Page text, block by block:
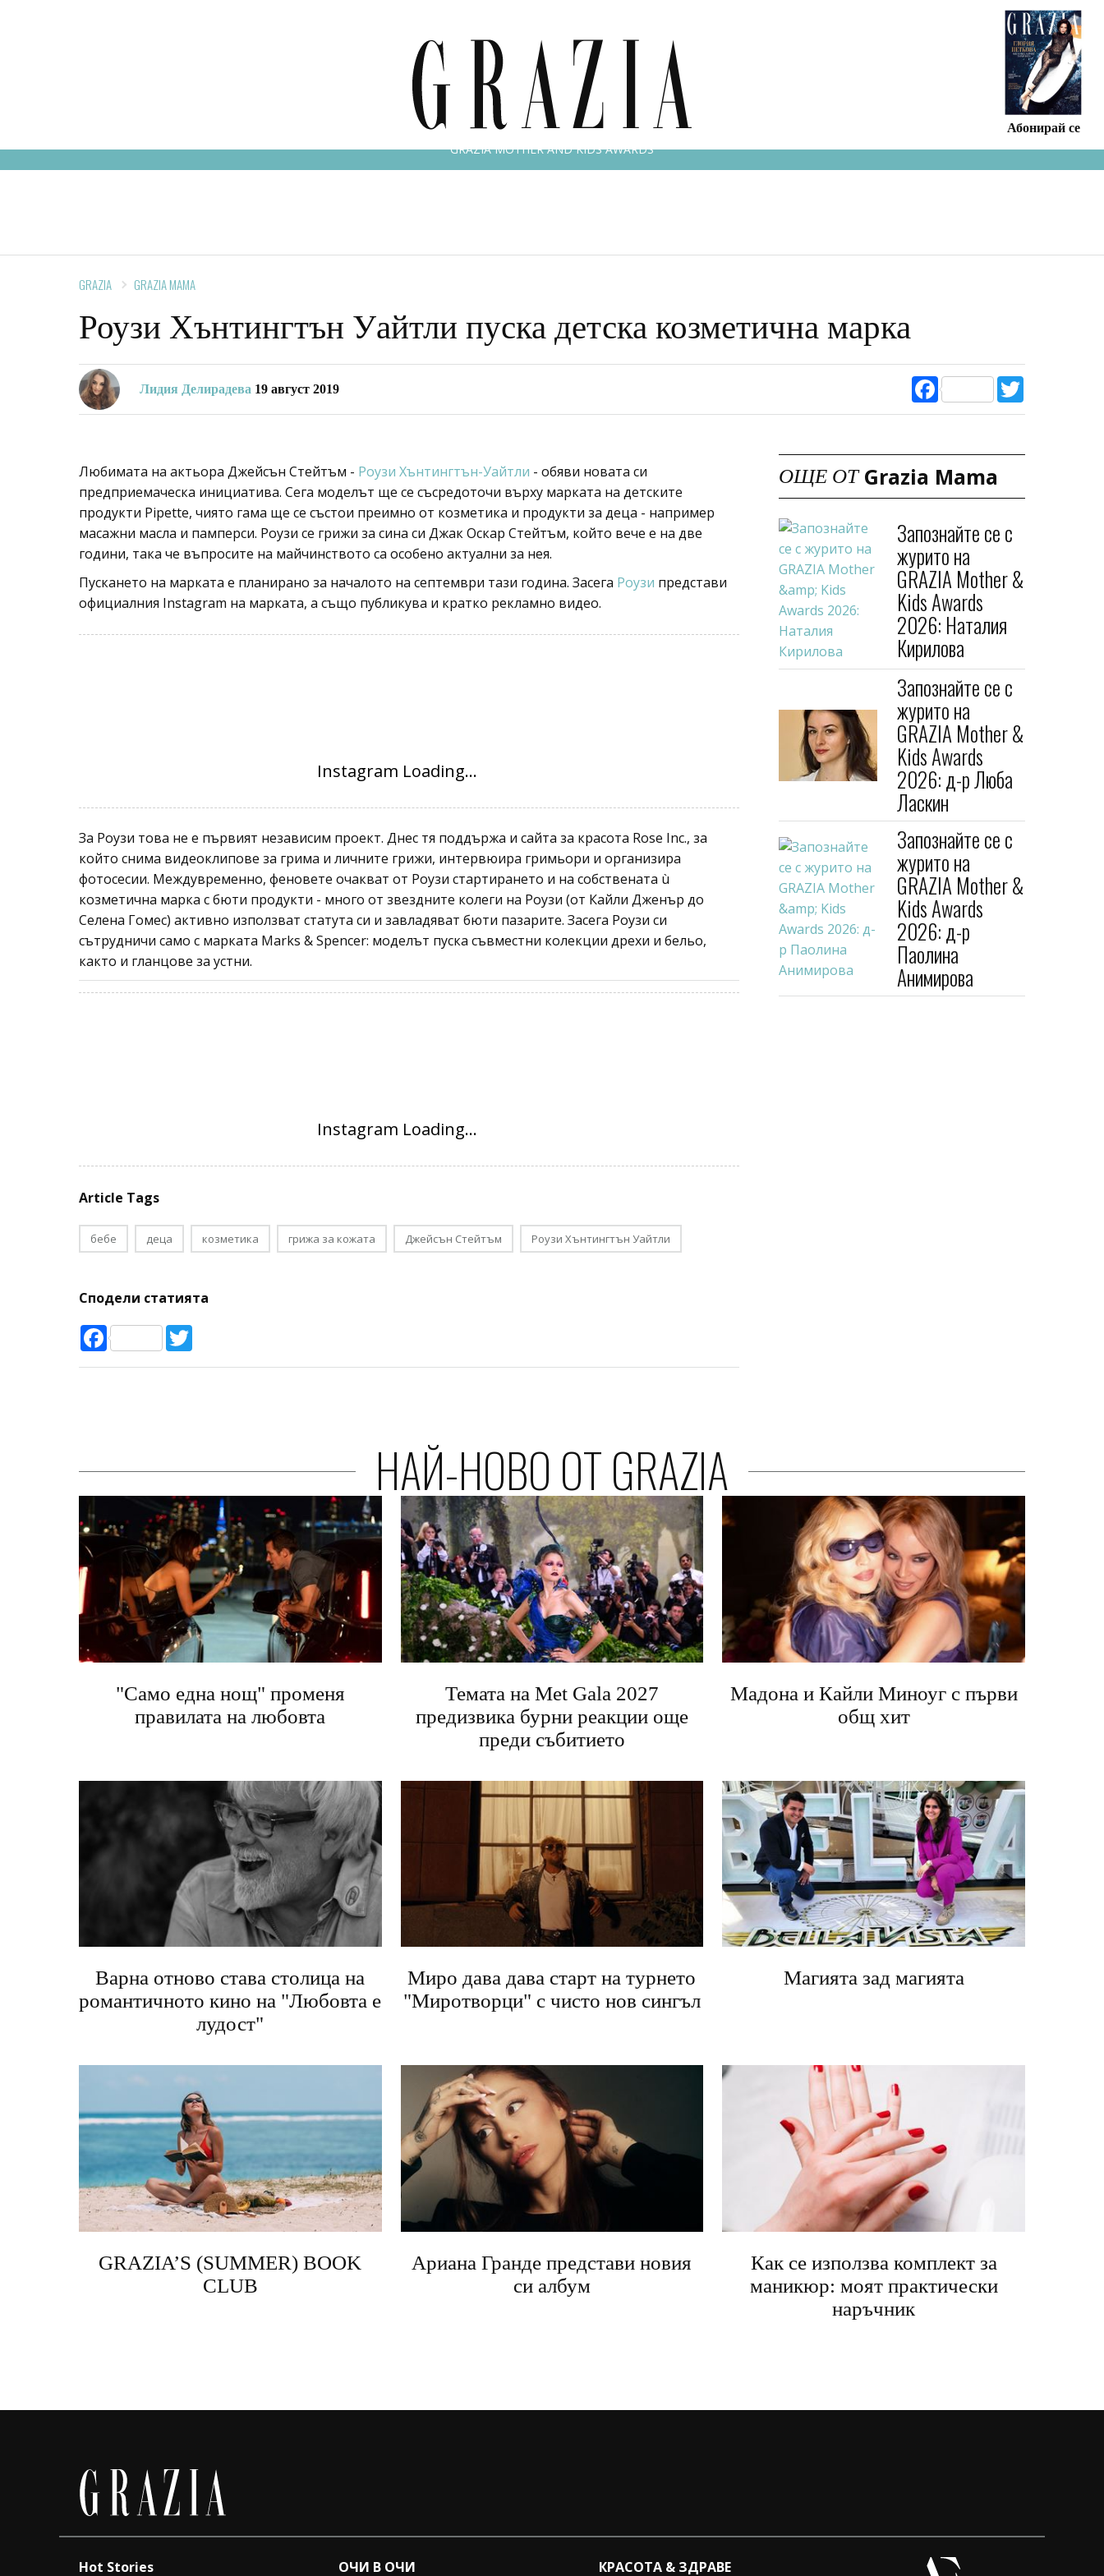
Абонирай се
КРАСОТА & ЗДРАВЕ ОЧИ В ОЧИ LIFESTYLE GRAZIA MAMA
GRAZIA MOTHER AND KIDS AWARDS
GRAZIA GRAZIA MAMA
Роузи Хънтингтън Уайтли пуска детска козметична марка
Лидия Делирадева 19 август 2019 Facebook
Любимата на актьора Джейсън Стейтъм - Роузи Хънтингтън-Уайтли - обяви новата си
предприемаческа инициатива. Сега моделът ще се съсредоточи върху марката на детските
продукти Pipette, чиято гама ще се състои преимно от козметика и продукти за деца - например
масажни масла и памперси. Роузи се грижи за сина си Джак Оскар Стейтъм, който вече е на две
години, така че въпросите на майчинството са особено актуални за нея.
Пускането на марката е планирано за началото на септември тази година. Засега Роузи представи
официалния Instagram на марката, а също публикува и кратко рекламно видео.
За Роузи това не е първият независим проект. Днес тя поддържа и сайта за красота Rose Inc., за
който снима видеоклипове за грима и личните грижи, интервюира гримьори и организира
фотосесии. Междувременно, феновете очакват от Роузи стартирането и на собствената ù
козметична марка с бюти продукти - много от звездните колеги на Роузи (от Кайли Дженър до
Селена Гомес) активно използват статута си и завладяват бюти пазарите. Засега Роузи си
сътрудничи само с марката Marks & Spencer: моделът пуска съвместни колекции дрехи и бельо,
както и гланцове за устни.
Article Tags
бебе деца козметика грижа за кожата Джейсън Стейтъм Роузи Хънтингтън Уайтли
Сподели статията
Facebook
ОЩЕ ОТ Grazia Mama
Запознайте се с
журито на
GRAZIA Mother &
Kids Awards
2026: Наталия
Кирилова
Запознайте се с
журито на
GRAZIA Mother &
Kids Awards
2026: д-р Люба
Ласкин
Запознайте се с
журито на
GRAZIA Mother &
Kids Awards
2026: д-р
Паолина
Анимирова
НАЙ-НОВО ОТ GRAZIA
"Само една нощ" променя
правилата на любовта
Темата на Met Gala 2027
предизвика бурни реакции още
преди събитието
Мадона и Кайли Миноуг с първи
общ хит
Варна отново става столица на
романтичното кино на "Любовта е
лудост"
Миро дава дава старт на турнето
"Миротворци" с чисто нов сингъл
Магията зад магията
GRAZIA’S (SUMMER) BOOK
CLUB
Ариана Гранде представи новия
си албум
Как се използва комплект за
маникюр: моят практически
наръчник
Hot Stories ОЧИ В ОЧИ КРАСОТА & ЗДРАВЕ